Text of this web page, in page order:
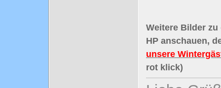
Weitere Bilder
HP anschauen,
unsere
rot klick)